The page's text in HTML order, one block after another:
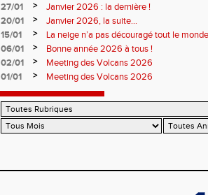
27/01
>
Janvier 2026 : la dernière !
20/01
>
Janvier 2026, la suite...
15/01
>
La neige n’a pas découragé tout le
06/01
>
Bonne année 2026 à tous !
02/01
>
Meeting des Volcans 2026
01/01
> Meeting des Volcans 2026